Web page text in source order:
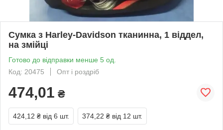
Сумка з Harley-Davidson тканинна, 1 віддел,
на змійці
Готово до відправки менше 5 од.
Код: 20475
Опт і роздріб
474,01 ₴
424,12 ₴ від 6 шт. 374,22 ₴ від 12 шт.